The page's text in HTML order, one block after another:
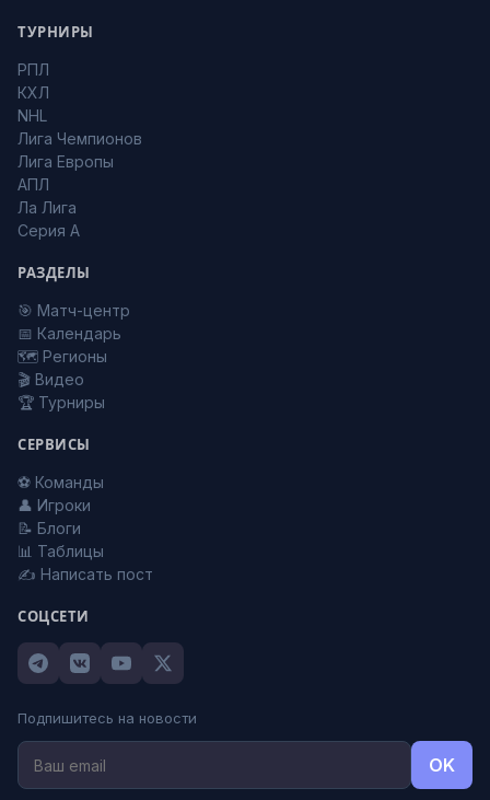
ТУРНИРЫ
РПЛ
КХЛ
NHL
Лига Чемпионов
Лига Европы
АПЛ
Ла Лига
Серия А
РАЗДЕЛЫ
🎯 Матч-центр
📅 Календарь
🗺️ Регионы
🎬 Видео
🏆 Турниры
СЕРВИСЫ
⚽ Команды
👤 Игроки
📝 Блоги
📊 Таблицы
✍️ Написать пост
СОЦСЕТИ
Подпишитесь на новости
OK